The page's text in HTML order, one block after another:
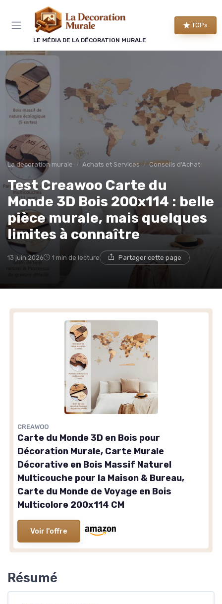
LE MÉDIA DE LA DÉCORATION MURALE
TOPs
La decoration murale Achats et Services Conseils d'Achat
Test Creawoo Carte du
Monde 3D Bois 200x114 : belle
pièce murale, mais quelques
limites à connaître
13 juin 2026 1 min de lecture Partager cette page
CREAWOO
Carte du Monde 3D en Bois pour
Décoration Murale, Carte Murale
Décorative en Bois Massif Naturel
Multicouche pour la Maison & Bureau,
Carte du Monde de Voyage en Bois
Multicolore 200x114 CM
Voir l'offre
Résumé
Panneau de gestion des cookies